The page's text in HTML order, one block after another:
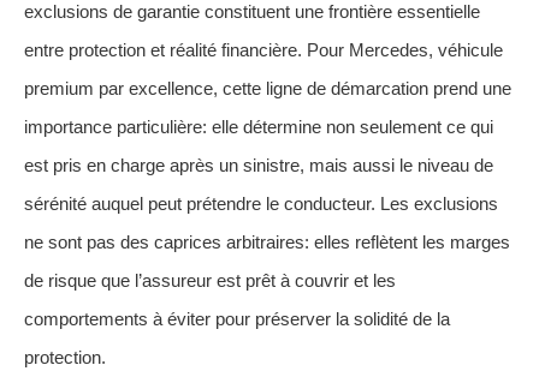
exclusions de garantie constituent une frontière essentielle
entre protection et réalité financière. Pour Mercedes, véhicule
premium par excellence, cette ligne de démarcation prend une
importance particulière: elle détermine non seulement ce qui
est pris en charge après un sinistre, mais aussi le niveau de
sérénité auquel peut prétendre le conducteur. Les exclusions
ne sont pas des caprices arbitraires: elles reflètent les marges
de risque que l’assureur est prêt à couvrir et les
comportements à éviter pour préserver la solidité de la
protection.